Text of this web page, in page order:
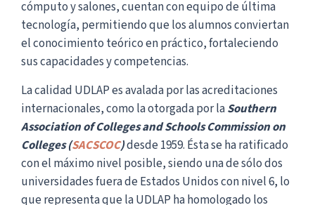
cómputo y salones, cuentan con equipo de última
tecnología, permitiendo que los alumnos conviertan
el conocimiento teórico en práctico, fortaleciendo
sus capacidades y competencias.
La calidad UDLAP es avalada por las acreditaciones
internacionales, como la otorgada por laSouthern
Association of Colleges and Schools Commission on
Colleges (SACSCOC)desde 1959. Ésta se ha ratificado
con el máximo nivel posible, siendo una de sólo dos
universidades fuera de Estados Unidos con nivel 6, lo
que representa que la UDLAP ha homologado los